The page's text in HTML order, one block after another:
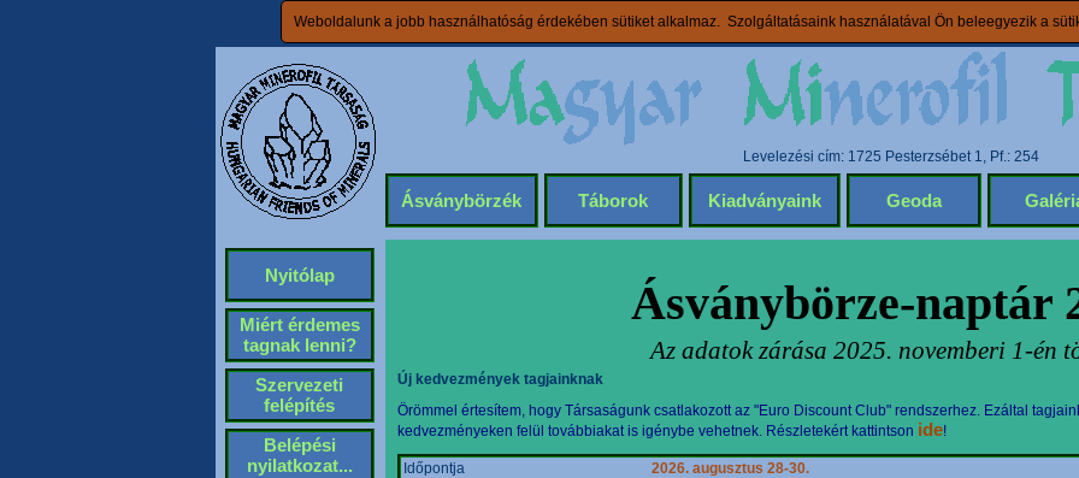
Weboldalunk a jobb használhatóság érdekében sütiket alkalmaz. Szolgáltatásaink használatával Ön beleegyezik a
Levelezési cím: 1725 Pesterzsébet 1, Pf.: 254
Ásványbörzék Táborok Kiadványaink Geoda
Nyitólap
Miért érdemes
tagnak lenni?
Szervezeti
felépítés
Belépési
nyilatkozat...
Ásványbörze-naptár
Az adatok zárása 2025. novemberi 1-én
Új kedvezmények tagjainknak
Örömmel értesítem, hogy Társaságunk csatlakozott az "Euro Discount Club" rendszerhez. Ezáltal
kedvezményeken felül továbbiakat is igénybe vehetnek. Részletekért kattintson ide!
Időpontja
2026. augusztus 28-30.